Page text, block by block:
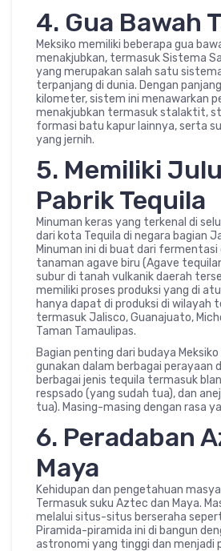
4. Gua Bawah
Meksiko memiliki beberapa gua
menakjubkan, termasuk Sistema
yang merupakan salah satu
terpanjang di dunia. Dengan
kilometer, sistem ini menawarkan
menakjubkan termasuk stalaktit,
formasi batu kapur lainnya, serta
yang jernih.
5. Memiliki
Pabrik Tequila
Minuman keras yang terkenal di
dari kota Tequila di negara bagian
Minuman ini di buat dari fermentasi
tanaman agave biru (Agave
subur di tanah vulkanik daerah
memiliki proses produksi yang di
hanya dapat di produksi di wilayah
termasuk Jalisco, Guanajuato,
Taman Tamaulipas.
Bagian penting dari budaya Meksiko
gunakan dalam berbagai perayaan
berbagai jenis tequila termasuk
respsado (yang sudah tua), dan
tua). Masing-masing dengan rasa
6. Peradaban
Maya
Kehidupan dan pengetahuan
Termasuk suku Aztec dan Maya.
melalui situs-situs berseraha
Piramida-piramida ini di bangun
astronomi yang tinggi dan menjadi